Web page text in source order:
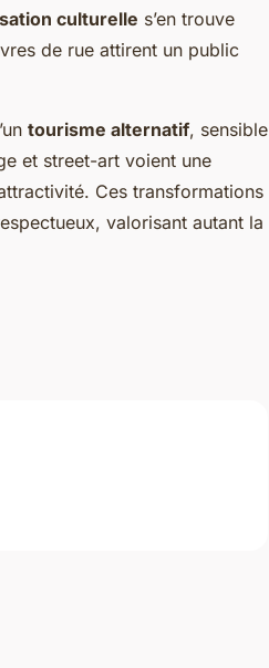
culturelle s’en trouve
de rue attirent un public
tourisme alternatif, sensible
et street-art voient une
Ces transformations
valorisant autant la